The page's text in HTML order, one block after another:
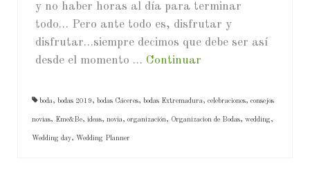
y no haber horas al día para terminar
todo… Pero ante todo es, disfrutar y
disfrutar…siempre decimos que debe ser así
desde el momento … Continuar
boda, bodas 2019 , bodas Cáceres, bodas Extremadura, celebraciones, consejos
novias, Eme&Be, ideas, novia, organización, Organizacion de Bodas, wedding ,
Wedding day, Wedding Planner